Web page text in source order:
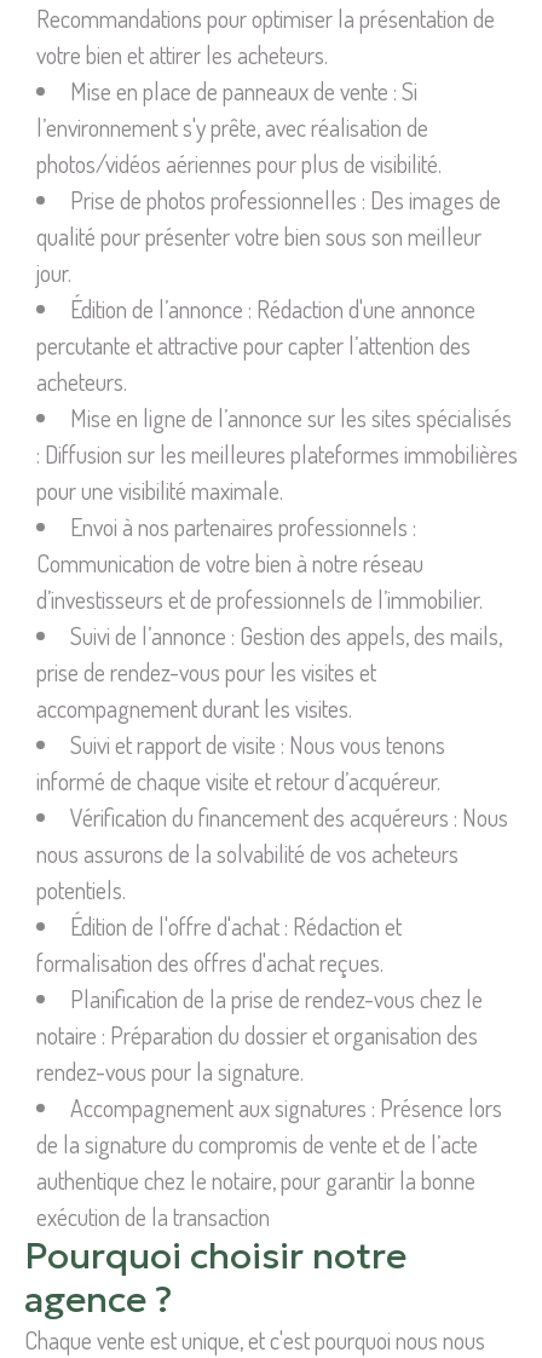
Recommandations pour optimiser la présentation de
votre bien et attirer les acheteurs.
Mise en place de panneaux de vente : Si
l’environnement s'y prête, avec réalisation de
photos/vidéos aériennes pour plus de visibilité.
Prise de photos professionnelles : Des images de
qualité pour présenter votre bien sous son meilleur
jour.
Édition de l’annonce : Rédaction d'une annonce
percutante et attractive pour capter l’attention des
acheteurs.
Mise en ligne de l’annonce sur les sites spécialisés
: Diffusion sur les meilleures plateformes immobilières
pour une visibilité maximale.
Envoi à nos partenaires professionnels :
Communication de votre bien à notre réseau
d’investisseurs et de professionnels de l’immobilier.
Suivi de l’annonce : Gestion des appels, des mails,
prise de rendez-vous pour les visites et
accompagnement durant les visites.
Suivi et rapport de visite : Nous vous tenons
informé de chaque visite et retour d’acquéreur.
Vérification du financement des acquéreurs : Nous
nous assurons de la solvabilité de vos acheteurs
potentiels.
Édition de l'offre d'achat : Rédaction et
formalisation des offres d'achat reçues.
Planification de la prise de rendez-vous chez le
notaire : Préparation du dossier et organisation des
rendez-vous pour la signature.
Accompagnement aux signatures : Présence lors
de la signature du compromis de vente et de l’acte
authentique chez le notaire, pour garantir la bonne
exécution de la transaction
Pourquoi choisir notre
agence ?
Chaque vente est unique, et c'est pourquoi nous nous